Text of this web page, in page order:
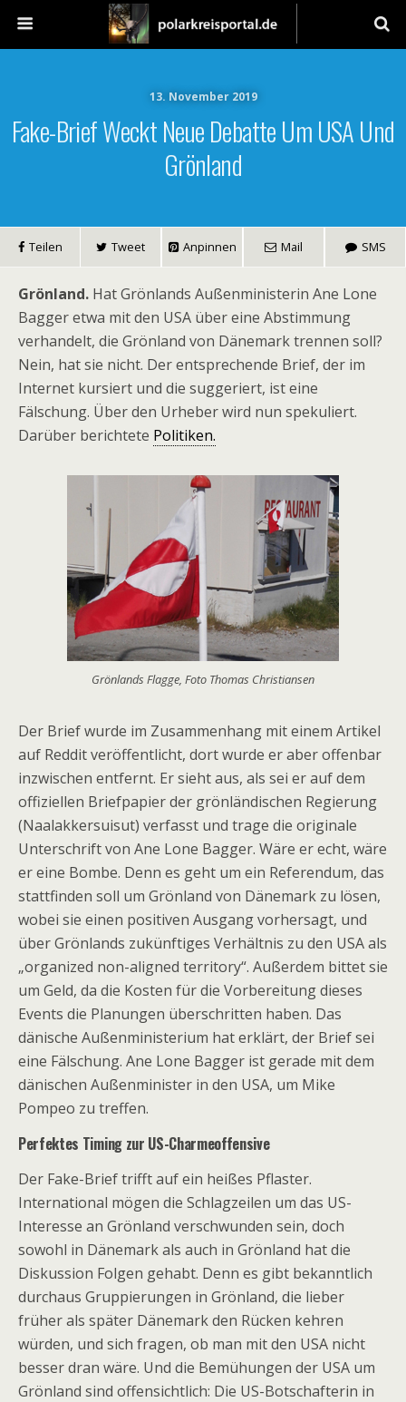
13. November 2019
Fake-Brief Weckt Neue Debatte Um USA Und
Grönland
Teilen Tweet Anpinnen Mail SMS
Grönland. Hat Grönlands Außenministerin Ane Lone
Bagger etwa mit den USA über eine Abstimmung
verhandelt, die Grönland von Dänemark trennen soll?
Nein, hat sie nicht. Der entsprechende Brief, der im
Internet kursiert und die suggeriert, ist eine
Fälschung. Über den Urheber wird nun spekuliert.
Darüber berichtete Politiken.
Grönlands Flagge, Foto Thomas Christiansen
Der Brief wurde im Zusammenhang mit einem Artikel
auf Reddit veröffentlicht, dort wurde er aber offenbar
inzwischen entfernt. Er sieht aus, als sei er auf dem
offiziellen Briefpapier der grönländischen Regierung
(Naalakkersuisut) verfasst und trage die originale
Unterschrift von Ane Lone Bagger. Wäre er echt, wäre
er eine Bombe. Denn es geht um ein Referendum, das
stattfinden soll um Grönland von Dänemark zu lösen,
wobei sie einen positiven Ausgang vorhersagt, und
über Grönlands zukünftiges Verhältnis zu den USA als
„organized non-aligned territory“. Außerdem bittet sie
um Geld, da die Kosten für die Vorbereitung dieses
Events die Planungen überschritten haben. Das
dänische Außenministerium hat erklärt, der Brief sei
eine Fälschung. Ane Lone Bagger ist gerade mit dem
dänischen Außenminister in den USA, um Mike
Pompeo zu treffen.
Perfektes Timing zur US-Charmeoffensive
Der Fake-Brief trifft auf ein heißes Pflaster.
International mögen die Schlagzeilen um das US-
Interesse an Grönland verschwunden sein, doch
sowohl in Dänemark als auch in Grönland hat die
Diskussion Folgen gehabt. Denn es gibt bekanntlich
durchaus Gruppierungen in Grönland, die lieber
früher als später Dänemark den Rücken kehren
würden, und sich fragen, ob man mit den USA nicht
besser dran wäre. Und die Bemühungen der USA um
Grönland sind offensichtlich: Die US-Botschafterin in